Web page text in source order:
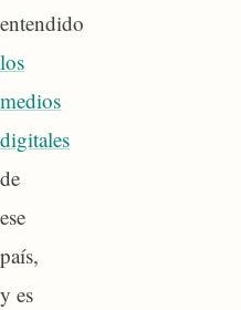
entendido
los
medios
digitales
de
ese
país,
y es